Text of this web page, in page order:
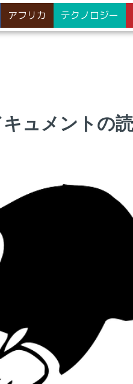
アフリカ テクノロジー
ュメントの読